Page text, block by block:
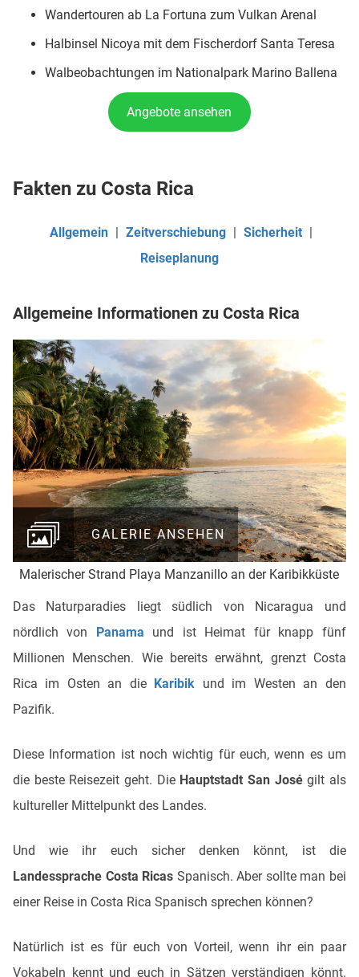
Wandertouren ab La Fortuna zum Vulkan Arenal
Halbinsel Nicoya mit dem Fischerdorf Santa Teresa
Walbeobachtungen im Nationalpark Marino Ballena
Angebote ansehen
Fakten zu Costa Rica
Allgemein Zeitverschiebung Sicherheit
Reiseplanung
Allgemeine Informationen zu Costa Rica
Malerischer Strand Playa Manzanillo an der Karibikküste
GALERIE ANSEHEN
Das Naturparadies liegt südlich von Nicaragua und
nördlich von
Panama und ist Heimat für knapp fünf
Millionen Menschen. Wie bereits erwähnt, grenzt Costa
Rica im Osten an die
Karibik und im Westen an den
Pazifik.
Diese Information ist noch wichtig für euch, wenn es um
die beste Reisezeit geht. Die Hauptstadt San Joségilt als
kultureller Mittelpunkt des Landes.
Und wie ihr euch sicher denken könnt, ist die
Landessprache Costa Ricas Spanisch. Aber sollte man bei
einer Reise in Costa Rica Spanisch sprechen können?
Natürlich ist es für euch von Vorteil, wenn ihr ein paar
Vokabeln kennt und euch in Sätzen verständigen könnt.